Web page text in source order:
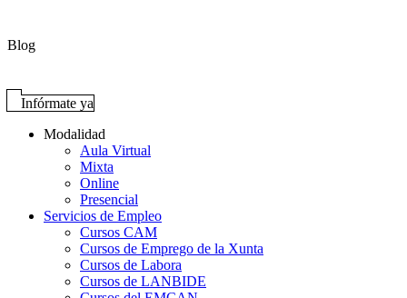
Blog
Infórmate ya
Modalidad
Aula Virtual
Mixta
Online
Presencial
Servicios de Empleo
Cursos CAM
Cursos de Emprego de la Xunta
Cursos de Labora
Cursos de LANBIDE